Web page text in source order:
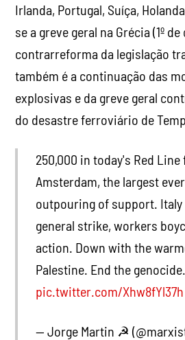
Irlanda, Portugal, Suíça,
se a greve geral na Grécia (1º
contrarreforma da legislação
também é a continuação das
explosivas e da greve geral
do desastre ferroviário de
250,000 in today's Red
Amsterdam, the largest
outpouring of support. Italy
general strike, workers
action. Down with the
Palestine. End the genocide.
pic.twitter.com/Xhw8fYl37h
— Jorge Martin ☭